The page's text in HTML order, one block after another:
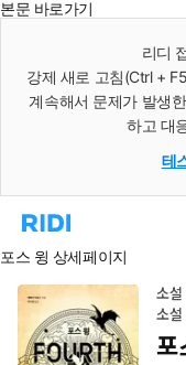
본문 바로가기
리디
강제 새로 고침(Ctrl +
계속해서 문제가 발생
하고 대
테
리
홈
로
이
포스 윙 상세페이지
소설
소설
포